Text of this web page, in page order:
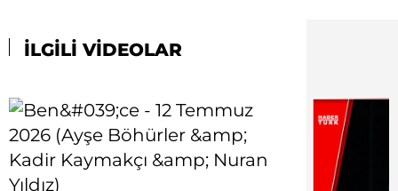
İLGİLİ VİDEOLAR